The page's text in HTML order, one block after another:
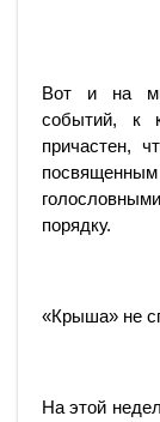
Вот и на
событий, к
причастен,
порядку.
«Крыша» не
На этой